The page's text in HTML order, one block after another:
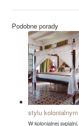
Podobne porady
stylu
W kolonialnej